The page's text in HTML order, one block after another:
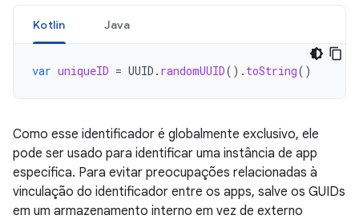
Kotlin Java
var uniqueID = UUID . randomUUID(). toString()
Como esse identificador é globalmente exclusivo, ele
pode ser usado para identificar uma instância de app
específica. Para evitar preocupações relacionadas à
vinculação do identificador entre os apps, salve os GUIDs
em um armazenamento interno em vez de externo